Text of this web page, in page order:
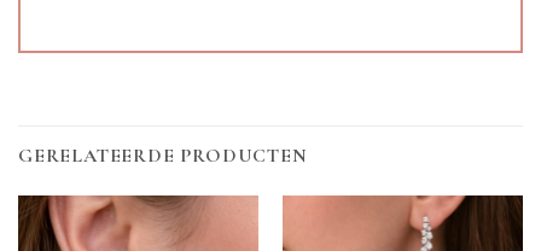
GERELATEERDE PRODUCTEN